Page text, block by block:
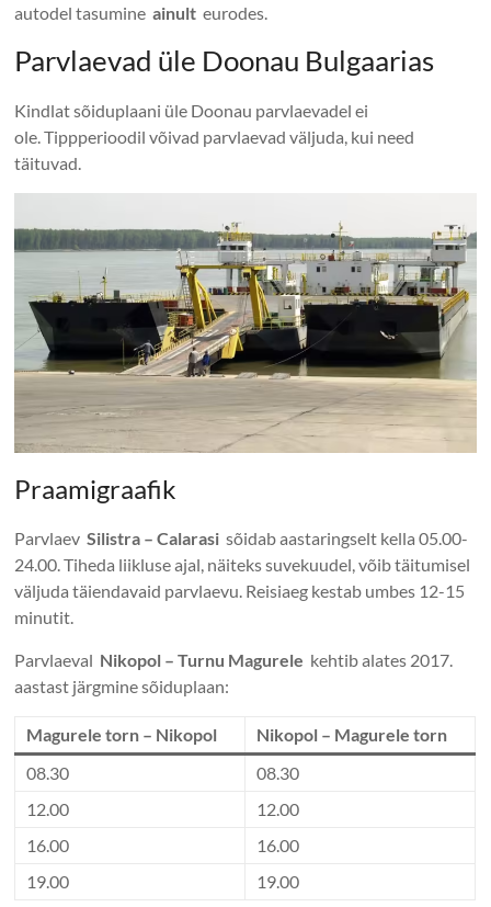
autodel tasumineainult eurodes.
Parvlaevad üle Doonau Bulgaarias
Kindlat sõiduplaani üle Doonau parvlaevadel ei
ole. Tippperioodil võivad parvlaevad väljuda, kui need
täituvad.
Praamigraafik
ParvlaevSilistra – Calarasi sõidab aastaringselt kella 05.00-
24.00. Tiheda liikluse ajal, näiteks suvekuudel, võib täitumisel
väljuda täiendavaid parvlaevu. Reisiaeg kestab umbes 12-15
minutit.
Parvlaeval Nikopol – Turnu Magurele kehtib alates 2017.
aastast järgmine sõiduplaan:
Magurele torn – Nikopol
Nikopol – Magurele torn
08.30
08.30
12.00
12.00
16.00
16.00
19.00
19.00